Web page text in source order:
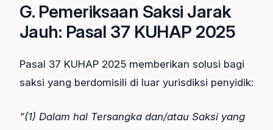
G. Pemeriksaan Saksi Jarak
Jauh: Pasal 37 KUHAP 2025
Pasal 37 KUHAP 2025 memberikan solusi bagi
saksi yang berdomisili di luar yurisdiksi penyidik:
“(1) Dalam hal Tersangka dan/atau Saksi yang